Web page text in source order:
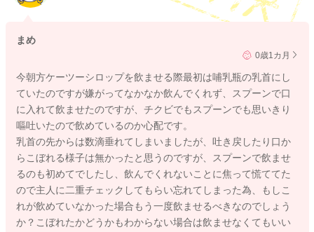
まめ
0歳1カ月
今朝方ケーツーシロップを飲ませる際最初は哺乳瓶の乳首にし
ていたのですが嫌がってなかなか飲んでくれず、スプーンで口
に入れて飲ませたのですが、チクビでもスプーンでも思いきり
嘔吐いたので飲めているのか心配です。
乳首の先からは数滴垂れてしまいましたが、吐き戻したり口か
らこぼれる様子は無かったと思うのですが、スプーンで飲ませ
るのも初めてでしたし、飲んでくれないことに焦って慌ててた
ので主人に二重チェックしてもらい忘れてしまった為、もしこ
れが飲めていなかった場合もう一度飲ませるべきなのでしょう
か？こぼれたかどうかもわからない場合は飲ませなくてもいい